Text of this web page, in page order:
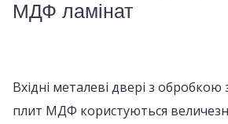
МДФ ламінат
Вхідні металеві двері з обробкою
плит МДФ користуються